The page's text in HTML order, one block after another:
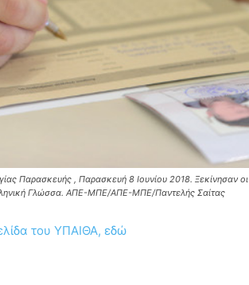
Παρασκευής , Παρασκευή 8 Ιουνίου 2018. Ξεκίνησαν οι
Γλώσσα. ΑΠΕ-ΜΠΕ/ΑΠΕ-ΜΠΕ/Παντελής Σαίτας
του ΥΠΑΙΘΑ, εδώ